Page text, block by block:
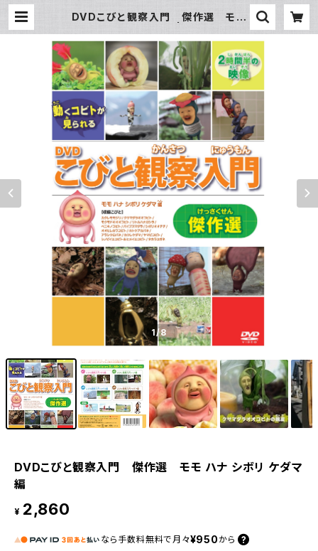
DVDこびと観察入門 傑作選 モモ
公式WEBショップ《こびと百貨店》
1/8
DVDこびと観察入門 傑作選 モモ ハナ シボリ ケダマ
編
¥ 2,860
なら 手数料無料で 月々¥950 から